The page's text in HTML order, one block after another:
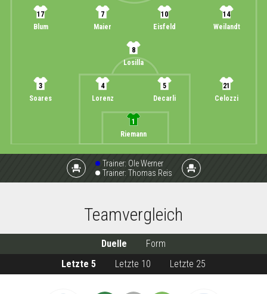
14
Weilandt
10
Eisfeld
7
Maier
17
Blum
8
Losilla
21
Celozzi
5
Decarli
4
Lorenz
3
Soares
1
Riemann
event_seat Trainer: Ole Werner
Trainer: Thomas Reis event_seat
Teamvergleich
Duelle
Form
Letzte 5
Letzte 10 Letzte 25